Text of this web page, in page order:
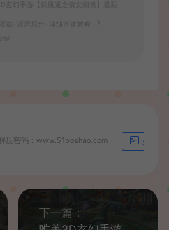
玄幻手游【妖魔道之倩女幽魂】最新
端+运营后台+详细搭建教程
压密码：www.51boshao.com 生成海
下一篇：